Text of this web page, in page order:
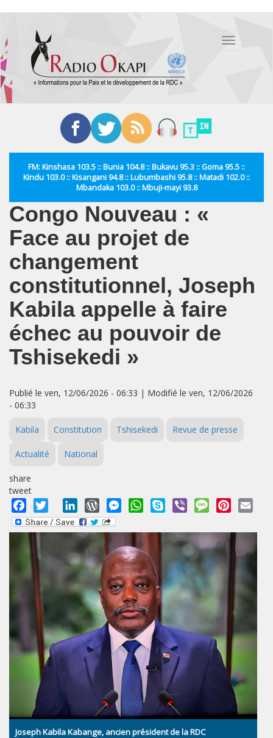
contenu
principal
Toggle
FM: Kinshasa 103.5 :: Bunia 104.8 :: Bukavu 95.3 :: Goma 95.5 ::
Kindu 103.0 :: Kisangani 94.8 :: Lubumbashi 95.8 :: Matadi 102.0 ::
Mbandaka 103.0 :: Mbuji-mayi 93.8
Congo Nouveau : «
Face au projet de
changement
constitutionnel, Joseph
Kabila appelle à faire
échec au pouvoir de
Tshisekedi »
Publié le ven, 12/06/2026 - 06:33 | Modifié le ven, 12/06/2026
- 06:33
Kabila Constitution Tshisekedi Revue de presse
Actualité National
share
tweet
Facebook
Twitter LinkedInWordPressMessengerWhatsApp
Skype Viber MessagePinterest
Joseph Kabila Kabange, ancien président de la RDC